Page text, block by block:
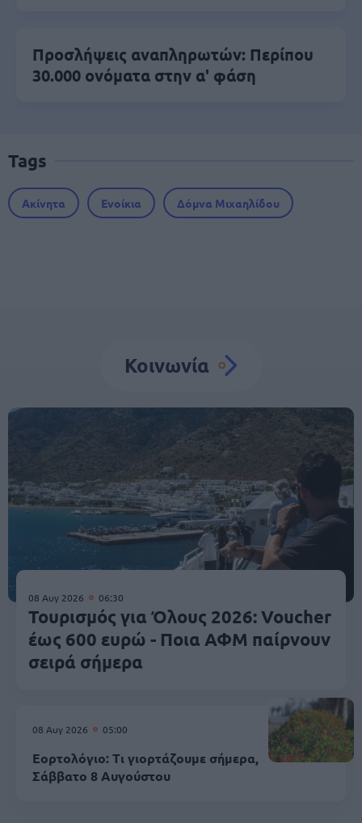
Προσλήψεις αναπληρωτών: Περίπου
30.000 ονόματα στην α' φάση
Tags
Ακίνητα Ενοίκια Δόμνα Μιχαηλίδου
Κοινωνία
08 Αυγ 2026 06:30
Τουρισμός για Όλους 2026: Voucher
έως 600 ευρώ - Ποια ΑΦΜ παίρνουν
σειρά σήμερα
08 Αυγ 2026 05:00
Εορτολόγιο: Τι γιορτάζουμε σήμερα,
Σάββατο 8 Αυγούστου